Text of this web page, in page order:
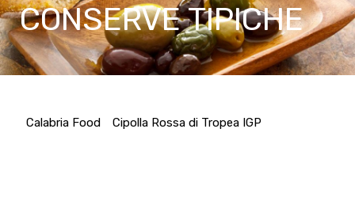
CONSERVE TIPICHE
Calabria Food Cipolla Rossa di Tropea IGP